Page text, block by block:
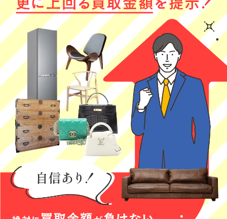
★★★★★
はじめての買取
に来ていただき
ました。どんな
感じか分からず
不安だったので
すが、とても親
切丁寧で、次回
も是非利用させ
ていただきたく
思います。
(Googleのクチコミか
2026年05月28日
12:59
1
★★★★★
一人暮らしの息
子が実家に戻っ
てくる時の家電
の買取でお願い
しました。作
業、説明がとて
も丁寧で人柄も
気さくな方でと
ても安心感があ
りました。他に
も色々な情報を
教えていただ
き、助かりまし
た！またぜひ利
用したいと思い
ます。
(Googleのクチコミか
ら引用)
2026年05月23日
20:06
0
★★★★★
査定内容の説明
が丁寧でした！
(Googleのクチコミか
ら引用)
2026年05月23日
13:42
三日月あご
★★★★★
村上加奈
★★★★★
おもち
★★★★